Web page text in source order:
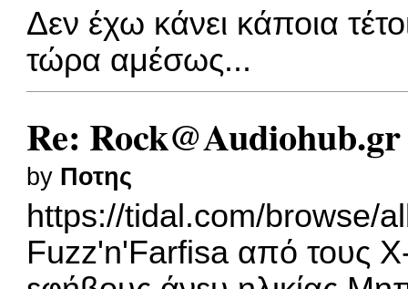
Δεν έχω κάνει κάποια
τώρα αμέσως...
Re: Rock@Audiohub.gr
by Ποτης
https://tidal.com/browse/
Fuzz'n'Farfisa από τους